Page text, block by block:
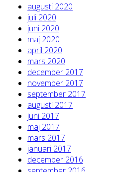
augusti 2020
juli 2020
juni 2020
maj 2020
april 2020
mars 2020
december 2017
november 2017
september 2017
augusti 2017
juni 2017
maj 2017
mars 2017
januari 2017
december 2016